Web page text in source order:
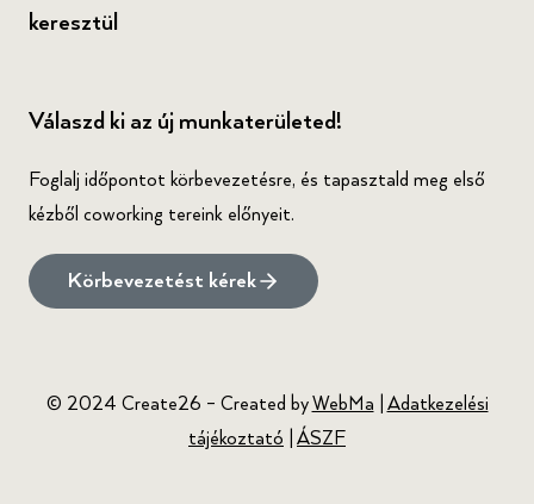
keresztül
Válaszd ki az új munkaterületed!
Foglalj időpontot körbevezetésre, és tapasztald meg első
kézből coworking tereink előnyeit.
Körbevezetést kérek
© 2024 Create26 – Created byWebMa
Adatkezelési
tájékoztató
ÁSZF